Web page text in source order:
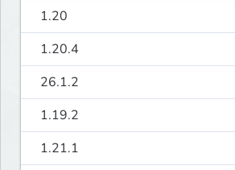
1.20
1.20.4
26.1.2
1.19.2
1.21.1